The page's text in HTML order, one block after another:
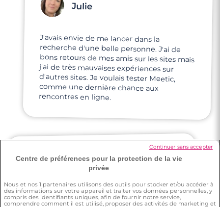
3 minutes
Rencontre à Cysoing
Julie
J'avais envie de me lancer dans la
recherche d'une belle personne. J'ai de
bons retours de mes amis sur les sites mais
j'ai de très mauvaises expériences sur
d'autres sites. Je voulais tester Meetic,
comme une dernière chance aux
rencontres en ligne.
Lauraine
J'ai une amie qui a trouvé l'âme-soeur sur
Centre de préférences pour la protection de la vie
privée
Nous et nos 1 partenaires utilisons des outils pour stocker et/ou accéder à
des informations sur votre appareil et traiter vos données personnelles, y
compris des identifiants uniques, afin de fournir notre service,
comprendre comment il est utilisé, proposer des activités de marketing et
Continuer sans accepter